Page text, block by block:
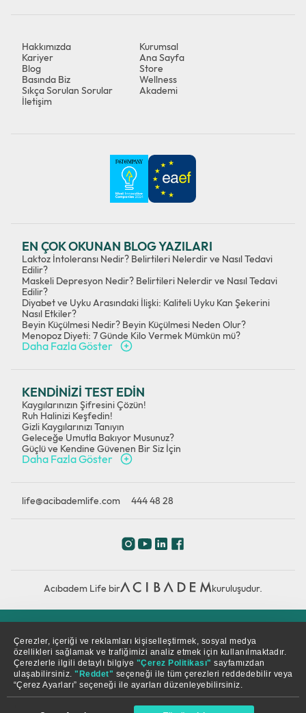
Çerezler, içeriği ve reklamları kişiselleştirmek, sosyal medya
özellikleri sağlamak ve trafiğimizi analiz etmek için kullanılmaktadır.
Çerezlerle ilgili detaylı bilgiye "Çerez Politikası" sayfamızdan
ulaşabilirsiniz. "Reddet" seçeneği ile tüm çerezleri reddedebilir veya
“Çerez Ayarları” seçeneği ile ayarları düzenleyebilirsiniz.
Hakkımızda
Kurumsal
Kariyer
Ana Sayfa
Blog
Store
Basında Biz
Wellness
Sıkça Sorulan Sorular
Akademi
İletişim
EN ÇOK OKUNAN BLOG YAZILARI
Laktoz İntoleransı Nedir? Belirtileri Nelerdir ve Nasıl Tedavi
Edilir?
Maskeli Depresyon Nedir? Belirtileri Nelerdir ve Nasıl Tedavi
Edilir?
Diyabet ve Uyku Arasındaki İlişki: Kaliteli Uyku Kan Şekerini
Nasıl Etkiler?
Beyin Küçülmesi Nedir? Beyin Küçülmesi Neden Olur?
Menopoz Diyeti: 7 Günde Kilo Vermek Mümkün mü?
Daha Fazla Göster
KENDİNİZİ TEST EDİN
Kaygılarınızın Şifresini Çözün!
Ruh Halinizi Keşfedin!
Gizli Kaygılarınızı Tanıyın
Geleceğe Umutla Bakıyor Musunuz?
Güçlü ve Kendine Güvenen Bir Siz İçin
Daha Fazla Göster
Acıbadem Life bir kuruluşudur.
life@acibademlife.com 444 48 28
© Copyright 2026. Tüm hakları saklıdır.